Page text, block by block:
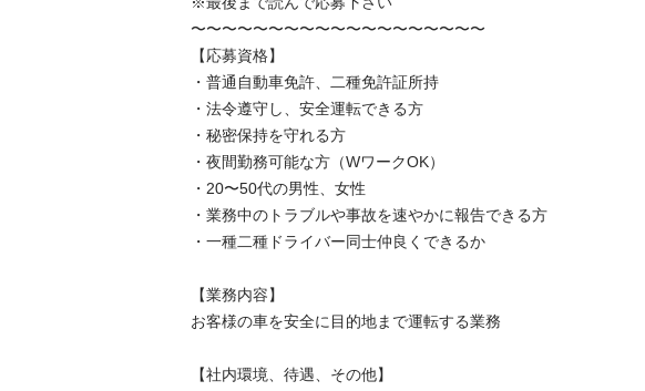
〜〜〜〜〜〜〜〜〜〜〜〜〜〜〜〜〜〜〜
【応募資格】
・普通自動車免許、二種免許証所持
・法令遵守し、安全運転できる方
・秘密保持を守れる方
・夜間勤務可能な方（WワークOK）
・20〜50代の男性、女性
・業務中のトラブルや事故を速やかに報告できる方
・一種二種ドライバー同士仲良くできるか
【業務内容】
お客様の車を安全に目的地まで運転する業務
【社内環境、待遇、その他】